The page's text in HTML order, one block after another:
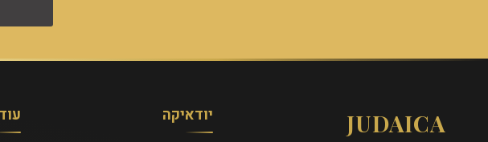
JUDAICA יודאיקה